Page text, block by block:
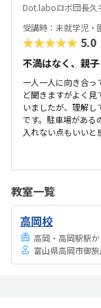
Dot.laboロボ団長久
受講時：未就学児
★★★★★ 5.0
不満はなく、親
一人一人に向き合っ
ど聞きますがよく見
いましたが、理解し
です。駐車場がある
入れない点もいいと
ば、机がもう少し
ならない教材など
金は妥当かと思いま
今のところありませ
教室一覧
高岡校
高岡・高岡駅駅
富山県高岡市御